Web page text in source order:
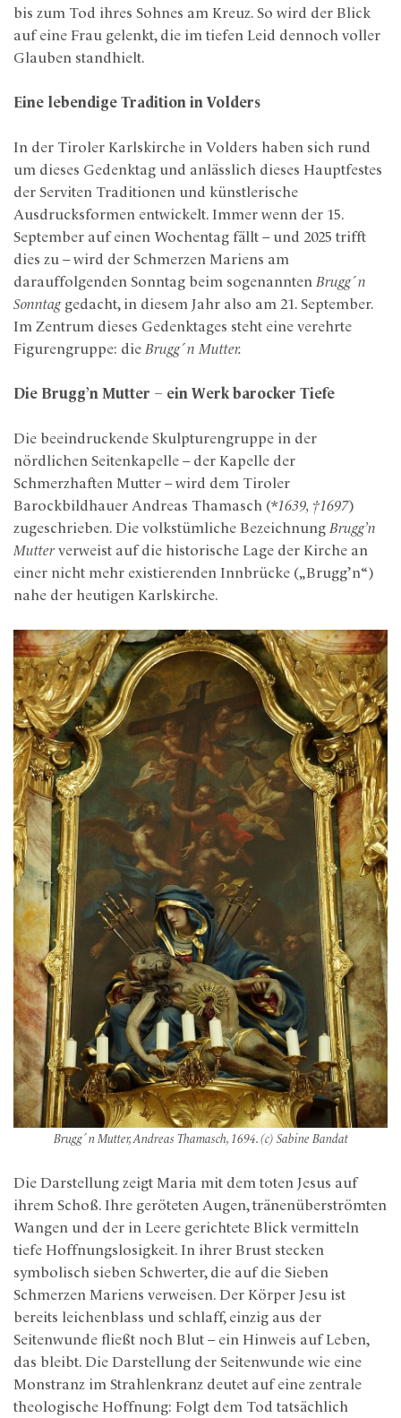
bis zum Tod ihres Sohnes am Kreuz. So wird der Blick
auf eine Frau gelenkt, die im tiefen Leid dennoch voller
Glauben standhielt.
Eine lebendige Tradition in Volders
In der Tiroler Karlskirche in Volders haben sich rund
um dieses Gedenktag und anlässlich dieses Hauptfestes
der Serviten Traditionen und künstlerische
Ausdrucksformen entwickelt. Immer wenn der 15.
September auf einen Wochentag fällt – und 2025 trifft
dies zu – wird der Schmerzen Mariens am
darauffolgenden Sonntag beim sogenannten Brugg´n
Sonntaggedacht, in diesem Jahr also am 21. September.
Im Zentrum dieses Gedenktages steht eine verehrte
Figurengruppe: die Brugg´n Mutter.
Die Brugg’n Mutter – ein Werk barocker Tiefe
Die beeindruckende Skulpturengruppe in der
nördlichen Seitenkapelle – der Kapelle der
Schmerzhaften Mutter – wird dem Tiroler
Barockbildhauer Andreas Thamasch (*1639, †1697)
zugeschrieben. Die volkstümliche Bezeichnung Brugg’n
Mutterverweist auf die historische Lage der Kirche an
einer nicht mehr existierenden Innbrücke („Brugg’n“)
nahe der heutigen Karlskirche.
Brugg´n Mutter, Andreas Thamasch, 1694. (c) Sabine Bandat
Die Darstellung zeigt Maria mit dem toten Jesus auf
ihrem Schoß. Ihre geröteten Augen, tränenüberströmten
Wangen und der in Leere gerichtete Blick vermitteln
tiefe Hoffnungslosigkeit. In ihrer Brust stecken
symbolisch sieben Schwerter, die auf die Sieben
Schmerzen Mariens verweisen. Der Körper Jesu ist
bereits leichenblass und schlaff, einzig aus der
Seitenwunde fließt noch Blut – ein Hinweis auf Leben,
das bleibt. Die Darstellung der Seitenwunde wie eine
Monstranz im Strahlenkranz deutet auf eine zentrale
theologische Hoffnung: Folgt dem Tod tatsächlich